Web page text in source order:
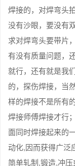
焊接的，对焊弯头
没有沙眼，要没有
求对焊弯头要带片
有没有质量问题，
就行，还有就是我
的，探伤焊接，当
样的焊接不是所有
焊接师傅焊接才行
面同时焊接起来的
动化,因而获得广泛
简单轧制,锻造,冲